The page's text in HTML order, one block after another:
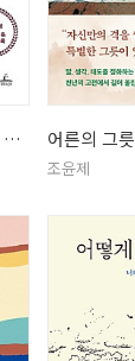
어른의 감정을 돌보는 100일 필사 … 어른의 그릇
조윤제